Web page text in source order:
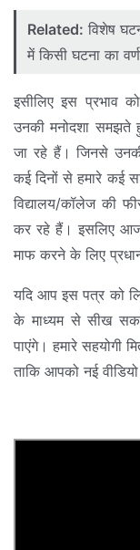
Related: विशेष
में किसी घटना का
इसीलिए इस प्रभाव
उनकी मनोदशा
जा रहे हैं। जिनसे
कई दिनों से हमारे कई
विद्यालय/कॉलेज की
कर रहे हैं। इसलिए
माफ करने के लिए
यदि आप इस पत्र को
के माध्यम से सीख
पाएंगे। हमारे
ताकि आपको नई